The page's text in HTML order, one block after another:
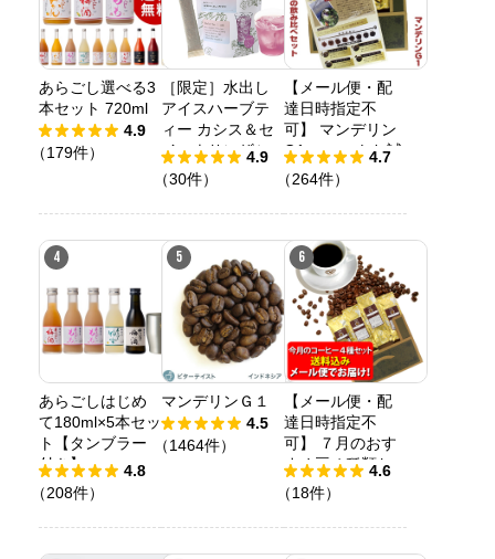
あらごし選べる3
本セット 720ml
4.9
（179件）
［限定］水出し
アイスハーブテ
ィー カシス＆セ
イヨウサンザシ
4.9
（30件）
【メール便・配
達日時指定不
可】 マンデリン
G1 ローストお試
し４種メール便
(解説付)
4.7
（264件）
4
あらごしはじめ
て180ml×5本セッ
ト【タンブラー
付き】
4.8
（208件）
5
マンデリンＧ１
4.5
（1464件）
6
【メール便・配
達日時指定不
可】 ７月のおす
すめ豆４種類お
試しコーヒーメ
ール便 （４袋セ
ット/珈琲解説付
4.6
（18件）